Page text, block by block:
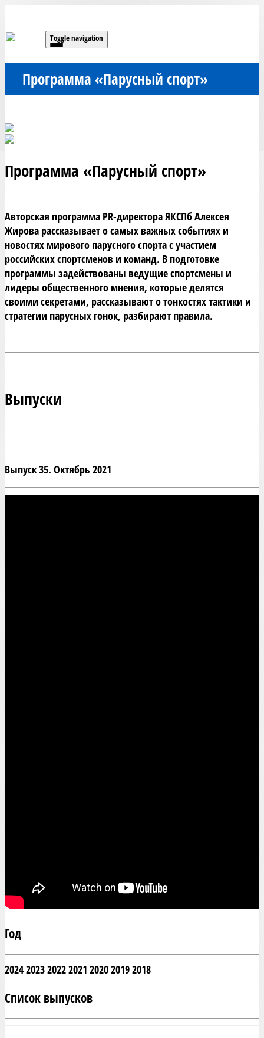
Toggle navigation
Программа «Парусный спорт»
Программа «Парусный спорт»
Авторская программа PR-директора ЯКСПб Алексея
Жирова рассказывает о самых важных событиях и
новостях мирового парусного спорта с участием
российских спортсменов и команд. В подготовке
программы задействованы ведущие спортсмены и
лидеры общественного мнения, которые делятся
своими секретами, рассказывают о тонкостях тактики и
стратегии парусных гонок, разбирают правила.
Выпуски
Выпуск 35. Октябрь 2021
Год
2024202320222021 202020192018
Список выпусков